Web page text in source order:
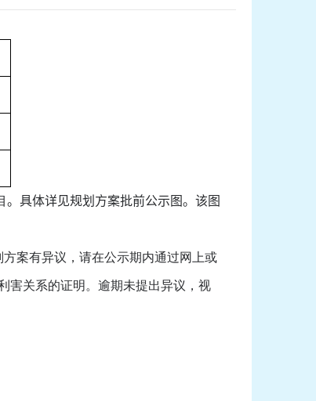
。具体详见规划方案批前公示图。该图
方案有异议，请在公示期内通过网上或
害关系的证明。逾期未提出异议，视